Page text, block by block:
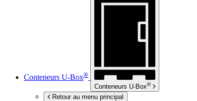
Conteneurs U-Box®
Conteneurs U-Box®
Retour au menu principal